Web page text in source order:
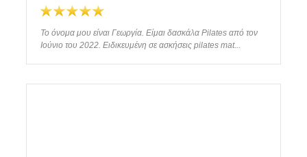
Το όνομα μου είναι Γεωργία. Είμαι δασκάλα Pilates από τον
Ιούνιο του 2022. Ειδικευμένη σε ασκήσεις pilates mat...